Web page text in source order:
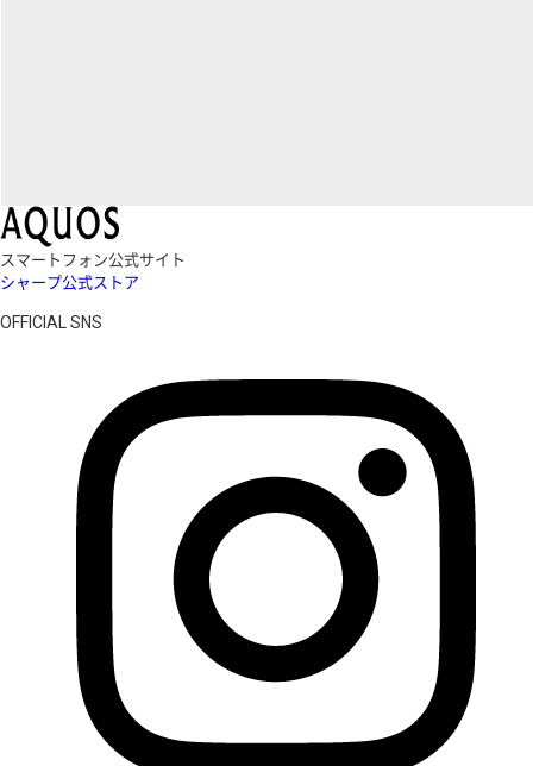
スマートフォン公式サイト
シャープ公式ストア
OFFICIAL SNS